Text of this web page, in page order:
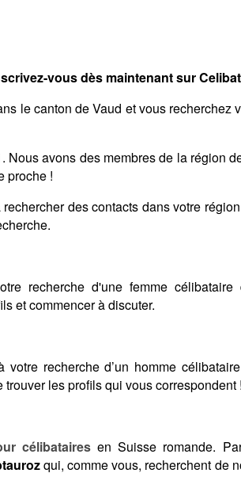
vous dès maintenant sur
le canton de Vaud et vous recherchez
Nous avons des membres de la région
proche !
des contacts dans votre
recherche d'une femme
et commencer à discuter.
recherche d’un homme
les profils qui vous correspondent !
célibatairesen Suisse romande.
qui, comme vous, recherchent de